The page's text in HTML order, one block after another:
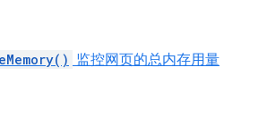
监控网页的总内存用量